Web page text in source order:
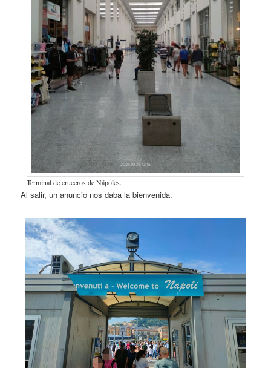
Terminal de cruceros de Nápoles.
Al salir, un anuncio nos daba la bienvenida.